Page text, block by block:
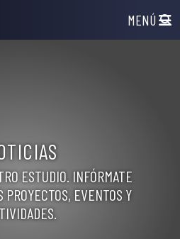
MENÚ
ESTUDIO. INFÓRMATE
PROYECTOS, EVENTOS Y